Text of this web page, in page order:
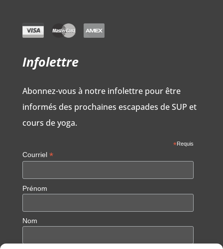
Infolettre
Abonnez-vous à notre infolettre pour être
informés des prochaines escapades de SUP et
cours de yoga.
*Requis
Courriel *
Prénom
Nom